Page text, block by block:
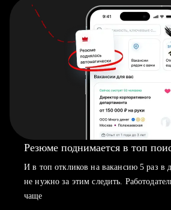
Резюме поднимается в топ
И в топ откликов на вакансию 5 раз в
не нужно за этим следить.
чаще